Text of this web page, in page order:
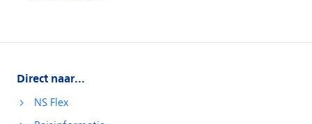
Direct naar...
NS Flex